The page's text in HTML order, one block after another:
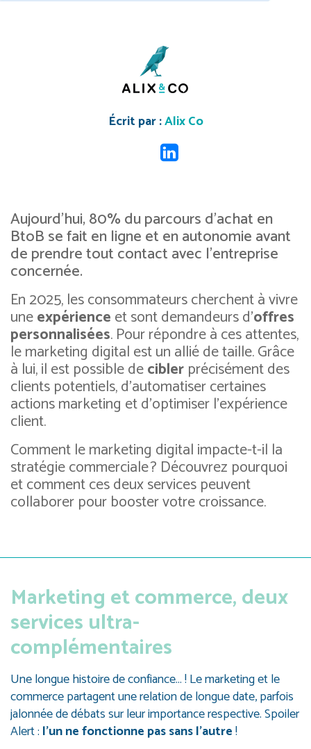
Écrit par :Alix Co
Aujourd’hui, 80% du parcours d’achat en
BtoB se fait en ligne et en autonomie avant
de prendre tout contact avec l’entreprise
concernée.
En 2025, les consommateurs cherchent à vivre
uneexpérienceet sont demandeurs d’offres
personnalisées. Pour répondre à ces attentes,
le marketing digital est un allié de taille. Grâce
à lui, il est possible deciblerprécisément des
clients potentiels, d’automatiser certaines
actions marketing et d’optimiser l’expérience
client.
Comment le marketing digital impacte-t-il la
stratégie commerciale ? Découvrez pourquoi
et comment ces deux services peuvent
collaborer pour booster votre croissance.
Marketing et commerce, deux
services ultra-
complémentaires
Une longue histoire de confiance… ! Le marketing et le
commerce partagent une relation de longue date, parfois
jalonnée de débats sur leur importance respective. Spoiler
Alert : l’un ne fonctionne pas sans l’autre!